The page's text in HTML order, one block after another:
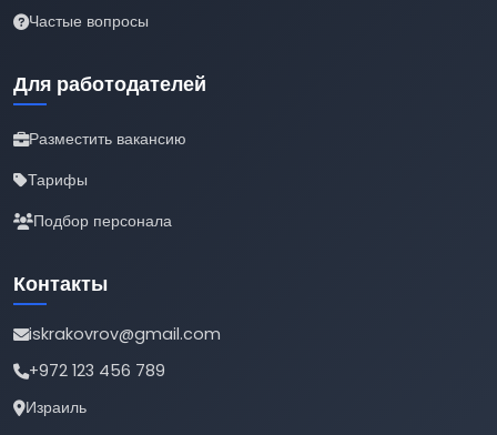
Частые вопросы
Для работодателей
Разместить вакансию
Тарифы
Подбор персонала
Контакты
iskrakovrov@gmail.com
+972 123 456 789
Израиль